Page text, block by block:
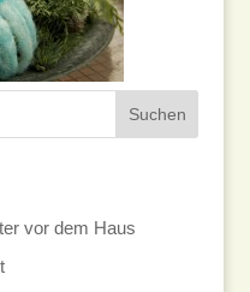
vor dem Haus